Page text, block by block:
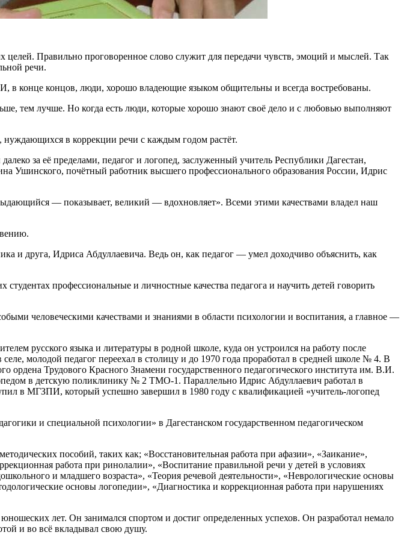
Правильно проговоренное слово служит для передачи чувств, эмоций и мыслей. Так
речи.
в конце концов, люди, хорошо владеющие языком общительны и всегда востребованы.
тем лучше. Но когда есть люди, которые хорошо знают своё дело и с любовью выполняют
нуждающихся в коррекции речи с каждым годом растёт.
за её пределами, педагог и логопед, заслуженный учитель Республики Дагестан,
Ушинского, почётный работник высшего профессионального образования России, Идрис
— показывает, великий — вдохновляет». Всеми этими качествами владел наш
и друга, Идриса Абдуллаевича. Ведь он, как педагог — умел доходчиво объяснить, как
профессиональные и личностные качества педагога и научить детей говорить
человеческими качествами и знаниями в области психологии и воспитания, а главное —
русского языка и литературы в родной школе, куда он устроился на работу после
молодой педагог переехал в столицу и до 1970 года проработал в средней школе № 4. В
Трудового Красного Знамени государственного педагогического института им. В.И.
в детскую поликлинику № 2 ТМО-1. Параллельно Идрис Абдуллаевич работал в
в МГЗПИ, который успешно завершил в 1980 году с квалификацией «учитель-логопед
и специальной психологии» в Дагестанском государственном педагогическом
пособий, таких как; «Восстановительная работа при афазии», «Заикание»,
работа при ринолалии», «Воспитание правильной речи у детей в условиях
и младшего возраста», «Теория речевой деятельности», «Неврологические основы
основы логопедии», «Диагностика и коррекционная работа при нарушениях
лет. Он занимался спортом и достиг определенных успехов. Он разработал немало
и во всё вкладывал свою душу.